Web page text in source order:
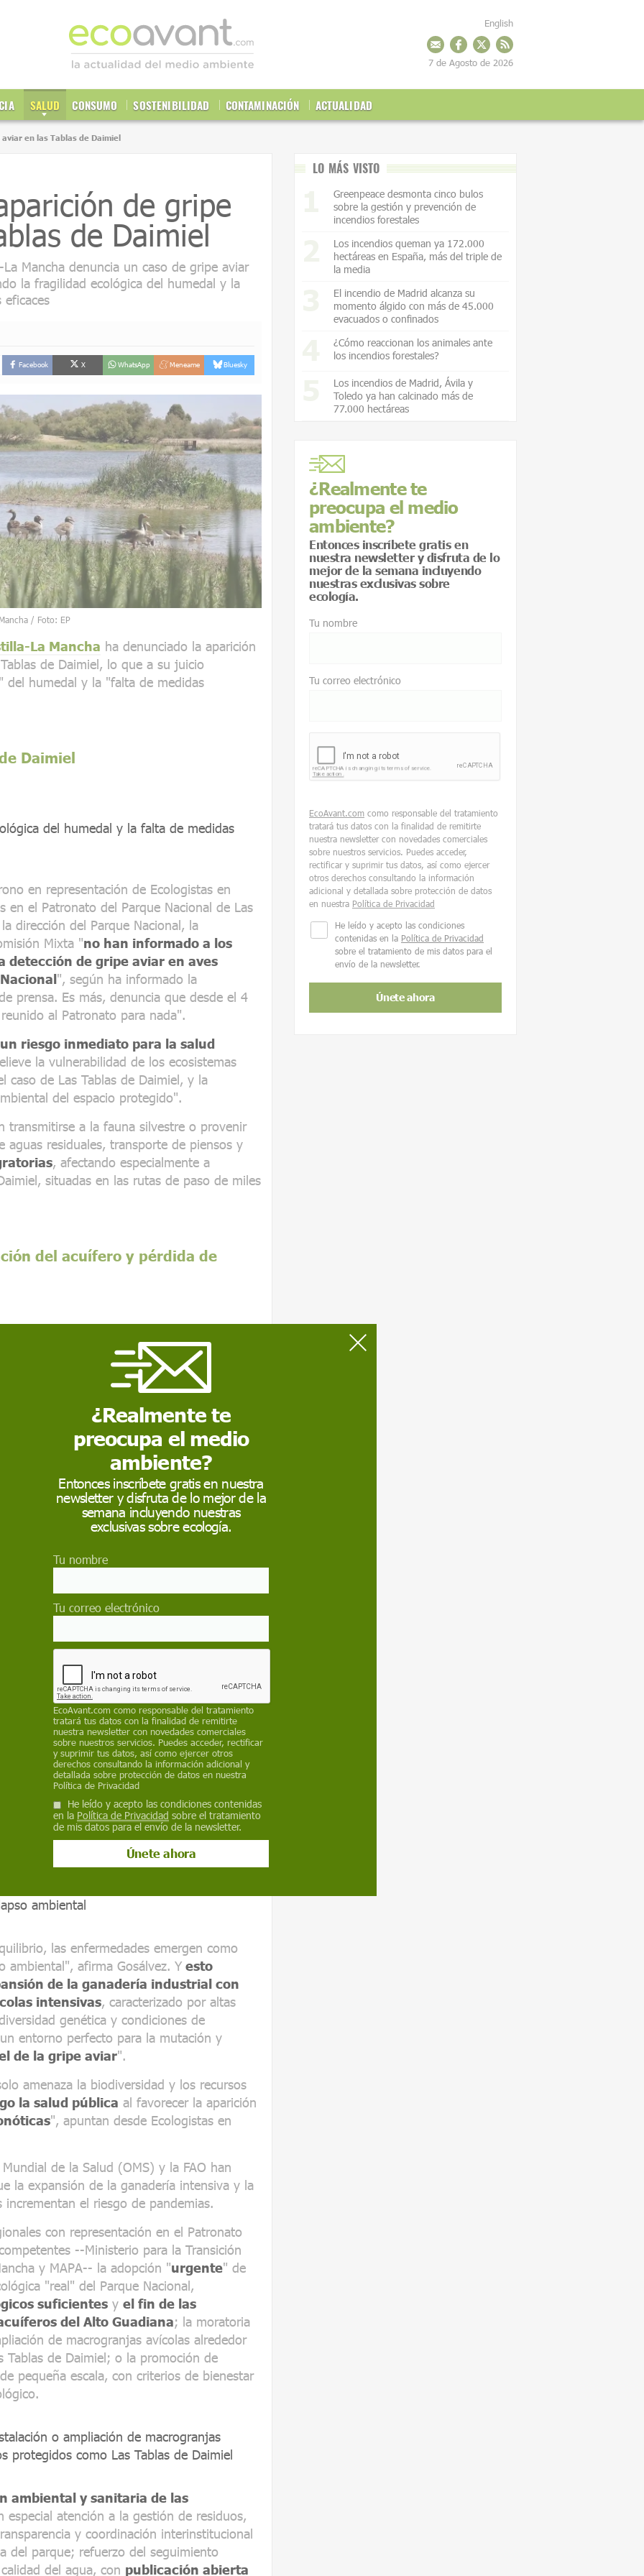
SALUD CONSUMO SOSTENIBILIDAD CONTAMINACIÓN ACTUALIDAD
English
7 de Agosto de 2026
en las Tablas de Daimiel
de gripe
de Daimiel
Mancha denuncia un caso de gripe aviar
la fragilidad ecológica del humedal y la
eficaces
Facebook X WhatsApp Meneame Bluesky
/ Foto: EP
La Mancha ha denunciado la aparición
de Daimiel, lo que a su juicio
del humedal y la "falta de medidas
Daimiel
del humedal y la falta de medidas
en representación de Ecologistas en
en el Patronato del Parque Nacional de Las
dirección del Parque Nacional, la
Mixta "no han informado a los
detección de gripe aviar en aves
", según ha informado la
prensa. Es más, denuncia que desde el 4
al Patronato para nada".
riesgo inmediato para la salud
la vulnerabilidad de los ecosistemas
caso de Las Tablas de Daimiel, y la
del espacio protegido".
transmitirse a la fauna silvestre o provenir
aguas residuales, transporte de piensos y
, afectando especialmente a
situadas en las rutas de paso de miles
del acuífero y pérdida de
"no puede tratarse como un hecho
de años de desecación, sobreexplotación
existe / Greenpeace España
de los niveles hídricos
y el contacto entre aves
propicias para la transmisión de
las enfermedades emergen como
ambiental
las enfermedades emergen como
ambiental", afirma Gosálvez. Y esto
de la ganadería industrial con
intensivas, caracterizado por altas
genética y condiciones de
entorno perfecto para la mutación y
de la gripe aviar".
amenaza la biodiversidad y los recursos
la salud pública al favorecer la aparición
", apuntan desde Ecologistas en
de la Salud (OMS) y la FAO han
la expansión de la ganadería intensiva y la
el riesgo de pandemias.
con representación en el Patronato
--Ministerio para la Transición
y MAPA-- la adopción "urgente" de
"real" del Parque Nacional,
suficientes y el fin de las
del Alto Guadiana; la moratoria
de macrogranjas avícolas alrededor
Tablas de Daimiel; o la promoción de
pequeña escala, con criterios de bienestar
o ampliación de macrogranjas
protegidos como Las Tablas de Daimiel
ambiental y sanitaria de las
especial atención a la gestión de residuos,
y coordinación interinstitucional
del parque; refuerzo del seguimiento
del agua, con publicación abierta
LO MÁS VISTO
Greenpeace desmonta cinco bulos
sobre la gestión y prevención de
incendios forestales
Los incendios queman ya 172.000
hectáreas en España, más del triple de
la media
El incendio de Madrid alcanza su
momento álgido con más de 45.000
evacuados o confinados
¿Cómo reaccionan los animales ante
los incendios forestales?
Los incendios de Madrid, Ávila y
Toledo ya han calcinado más de
77.000 hectáreas
¿Realmente te
preocupa el medio
ambiente?
Entonces inscríbete gratis en
nuestra newsletter y disfruta de lo
mejor de la semana incluyendo
nuestras exclusivas sobre
ecología.
Tu nombre
Tu correo electrónico
EcoAvant.com como responsable del tratamiento
tratará tus datos con la finalidad de remitirte
nuestra newsletter con novedades comerciales
sobre nuestros servicios. Puedes acceder,
rectificar y suprimir tus datos, así como ejercer
otros derechos consultando la información
adicional y detallada sobre protección de datos
en nuestra Política de Privacidad
He leído y acepto las condiciones
contenidas en la Política de Privacidad
sobre el tratamiento de mis datos para el
envío de la newsletter.
¿Realmente te
preocupa el medio
ambiente?
Entonces inscríbete gratis en nuestra
newsletter y disfruta de lo mejor de la
semana incluyendo nuestras
exclusivas sobre ecología.
Tu nombre
Tu correo electrónico
EcoAvant.com como responsable del tratamiento
tratará tus datos con la finalidad de remitirte
nuestra newsletter con novedades comerciales
sobre nuestros servicios. Puedes acceder, rectificar
y suprimir tus datos, así como ejercer otros
derechos consultando la información adicional y
detallada sobre protección de datos en nuestra
Política de Privacidad
He leído y acepto las condiciones contenidas
en la Política de Privacidad sobre el tratamiento
de mis datos para el envío de la newsletter.